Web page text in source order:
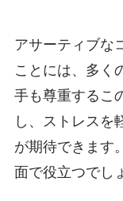
アサーティブな
ことには、多く
手も尊重するこ
し、ストレスを
が期待できます
面で役立つでし